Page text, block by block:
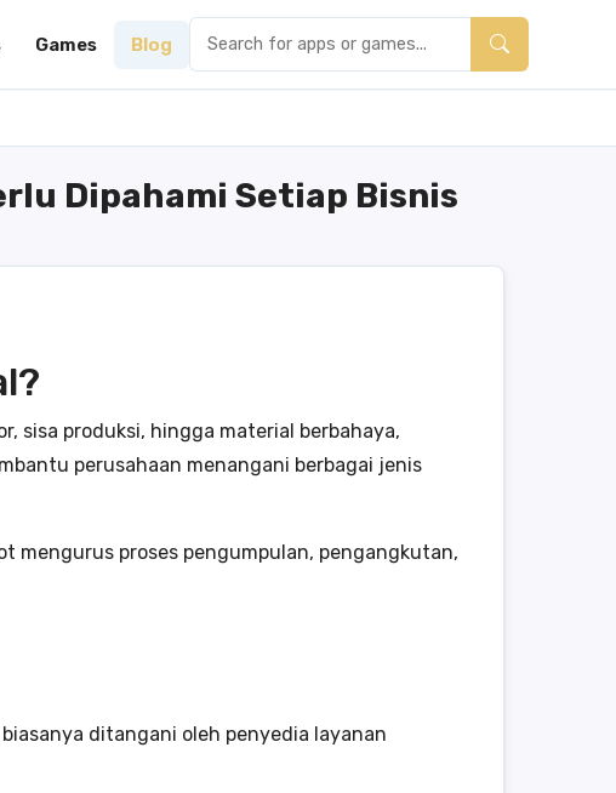
Games Blog
Dipahami Setiap Bisnis
sisa produksi, hingga material berbahaya,
perusahaan menangani berbagai jenis
mengurus proses pengumpulan, pengangkutan,
ditangani oleh penyedia layanan